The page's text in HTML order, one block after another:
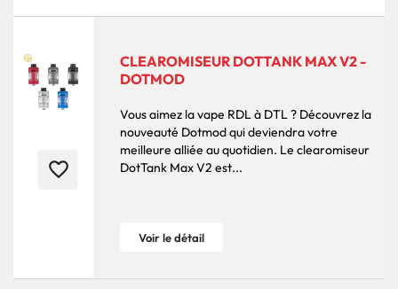
favorite_border
CLEAROMISEUR DOTTANK MAX V2 -
DOTMOD
Vous aimez la vape RDL à DTL ? Découvrez la
nouveauté Dotmod qui deviendra votre
meilleure alliée au quotidien. Le clearomiseur
DotTank Max V2 est...
Voir le détail